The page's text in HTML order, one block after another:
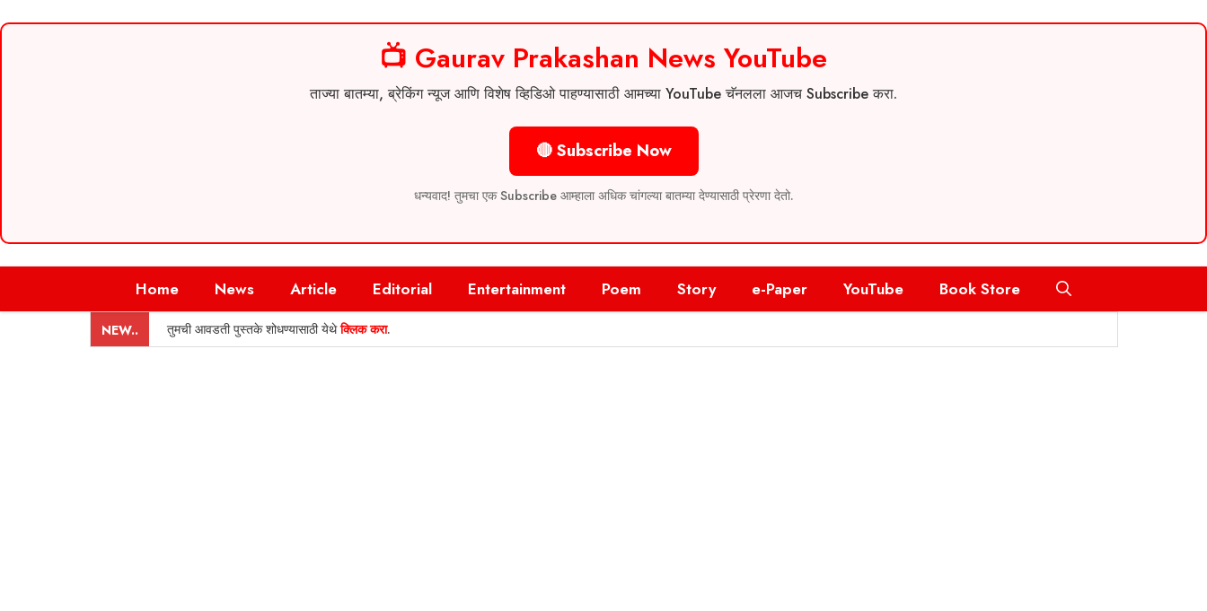
📺 Gaurav Prakashan News YouTube
ताज्या बातम्या, ब्रेकिंग न्यूज आणि विशेष व्हिडिओ पाहण्यासाठी आमच्या YouTube चॅनलला आजच Subscribe करा.
🔴 Subscribe Now
धन्यवाद! तुमचा एक Subscribe आम्हाला अधिक चांगल्या बातम्या देण्यासाठी प्रेरणा देतो.
Home News Article Editorial Entertainment Poem Story e-Paper YouTube Book Store
NEW.. तुमची आवडती पुस्तके शोधण्यासाठी येथेक्लिक करा.